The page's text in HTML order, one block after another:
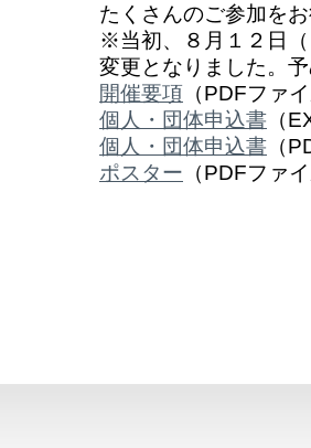
たくさんのご参加を
※当初、８月１２日
変更となりました。
開催要項 （PDFファイ
個人・団体申込書 （
個人・団体申込書 （
ポスター （PDFファイ